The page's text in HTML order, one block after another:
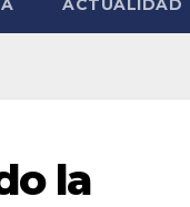
ACTUALIDAD
la